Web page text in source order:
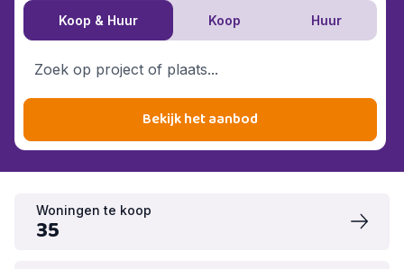
Koop & Huur Koop Huur
Bekijk het aanbod
Woningen te koop
35